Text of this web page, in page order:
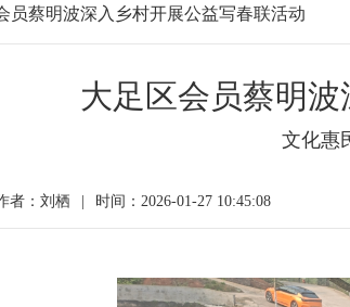
员蔡明波深入乡村开展公益写春联活动
大足区会员蔡明
文化惠
者：刘栖 时间：2026-01-27 10:45:08